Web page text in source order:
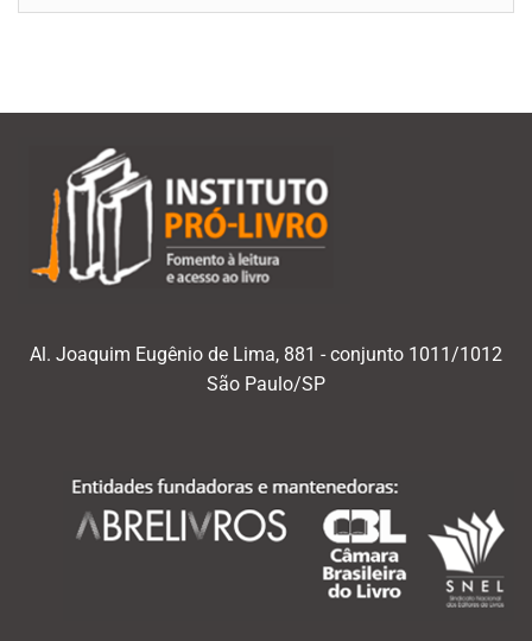
Al. Joaquim Eugênio de Lima, 881 - conjunto 1011/1012
São Paulo/SP